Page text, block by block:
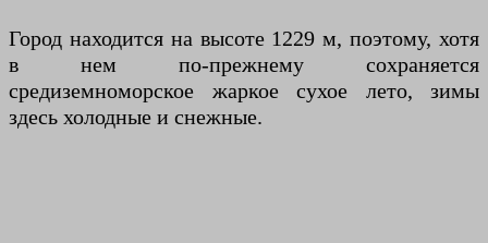
Город находится на высоте 1229 м, поэтому, хотя
в нем по-прежнему сохраняется
средиземноморское жаркое сухое лето, зимы
здесь холодные и снежные.